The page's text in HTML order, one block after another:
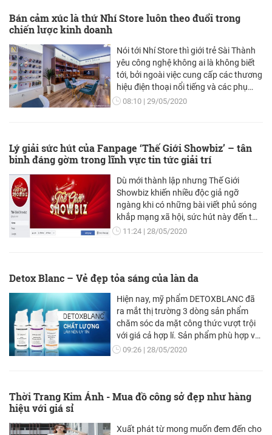
chị.
Bán cảm xúc là thứ Nhí Store luôn theo đuổi trong
chiến lược kinh doanh
Nói tới Nhí Store thì giới trẻ Sài Thành
yêu công nghệ không ai là không biết
tới, bởi ngoài việc cung cấp các thương
hiệu điện thoại nổi tiếng và các phụ
kiện cho điện thoại thời trang mà còn
trọng, thoải mái tìm “dế” yêu thích.
08:10 29/05/2020
Lý giải sức hút của Fanpage ‘Thế Giới Showbiz’ – tân
binh đáng gờm trong lĩnh vực tin tức giải trí
Dù mới thành lập nhưng Thế Giới
Showbiz khiến nhiều độc giả ngỡ
ngàng khi có những bài viết phủ sóng
khắp mạng xã hội, sức hút này đến từ
đâu?
11:24 28/05/2020
Detox Blanc – Vẻ đẹp tỏa sáng của làn da
Hiện nay, mỹ phẩm DETOXBLANC đã
ra mắt thị trường 3 dòng sản phẩm
chăm sóc da mặt công thức vượt trội
với giá cả hợp lí. Sản phẩm phù hợp với
tất cả các loại da, an toàn không gây
09:26 28/05/2020
Thời Trang Kim Ánh - Mua đồ công sở đẹp như hàng
hiệu với giá sỉ
Xuất phát từ mong muốn đem đến cho